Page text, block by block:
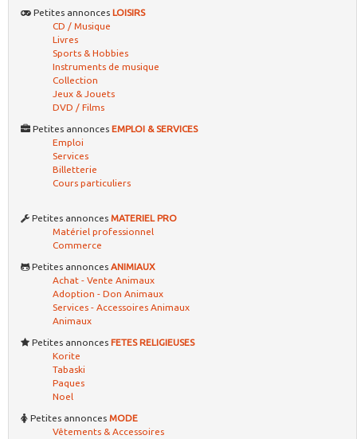
Petites annonces LOISIRS
CD / Musique
Livres
Sports & Hobbies
Instruments de musique
Collection
Jeux & Jouets
DVD / Films
Petites annonces EMPLOI & SERVICES
Emploi
Services
Billetterie
Cours particuliers
Petites annonces MATERIEL PRO
Matériel professionnel
Commerce
Petites annonces ANIMIAUX
Achat - Vente Animaux
Adoption - Don Animaux
Services - Accessoires Animaux
Animaux
Petites annonces FETES RELIGIEUSES
Korite
Tabaski
Paques
Noel
Petites annonces MODE
Vêtements & Accessoires